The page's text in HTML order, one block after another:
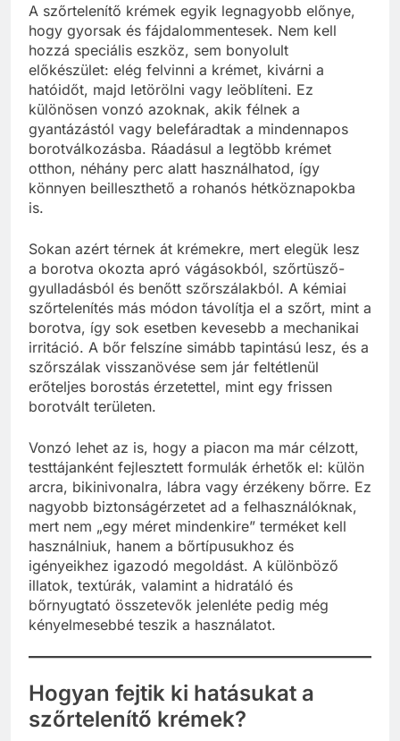
A szőrtelenítő krémek egyik legnagyobb előnye,
hogy gyorsak és fájdalommentesek. Nem kell
hozzá speciális eszköz, sem bonyolult
előkészület: elég felvinni a krémet, kivárni a
hatóidőt, majd letörölni vagy leöblíteni. Ez
különösen vonzó azoknak, akik félnek a
gyantázástól vagy belefáradtak a mindennapos
borotválkozásba. Ráadásul a legtöbb krémet
otthon, néhány perc alatt használhatod, így
könnyen beilleszthető a rohanós hétköznapokba
is.
Sokan azért térnek át krémekre, mert elegük lesz
a borotva okozta apró vágásokból, szőrtüsző-
gyulladásból és benőtt szőrszálakból. A kémiai
szőrtelenítés más módon távolítja el a szőrt, mint a
borotva, így sok esetben kevesebb a mechanikai
irritáció. A bőr felszíne simább tapintású lesz, és a
szőrszálak visszanövése sem jár feltétlenül
erőteljes borostás érzetettel, mint egy frissen
borotvált területen.
Vonzó lehet az is, hogy a piacon ma már célzott,
testtájanként fejlesztett formulák érhetők el: külön
arcra, bikinivonalra, lábra vagy érzékeny bőrre. Ez
nagyobb biztonságérzetet ad a felhasználóknak,
mert nem „egy méret mindenkire” terméket kell
használniuk, hanem a bőrtípusukhoz és
igényeikhez igazodó megoldást. A különböző
illatok, textúrák, valamint a hidratáló és
bőrnyugtató összetevők jelenléte pedig még
kényelmesebbé teszik a használatot.
Hogyan fejtik ki hatásukat a
szőrtelenítő krémek?